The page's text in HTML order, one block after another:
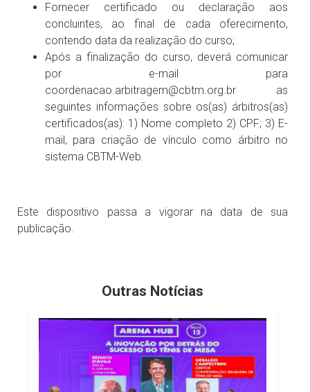
Fornecer certificado ou declaração aos
concluintes, ao final de cada oferecimento,
contendo data da realização do curso;
Após a finalização do curso, deverá comunicar
por e-mail para
coordenacao.arbitragem@cbtm.org.br as
seguintes informações sobre os(as) árbitros(as)
certificados(as): 1) Nome completo 2) CPF; 3) E-
mail, para criação de vínculo como árbitro no
sistema CBTM-Web.
Este dispositivo passa a vigorar na data de sua
publicação.
Outras Notícias